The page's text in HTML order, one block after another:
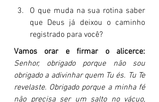
O que muda na sua rotina saber
que Deus já deixou o caminho
registrado para você?
Vamos orar e firmar o alicerce:
Senhor, obrigado porque não sou
obrigado a adivinhar quem Tu és. Tu Te
revelaste. Obrigado porque a minha fé
não precisa ser um salto no vácuo,